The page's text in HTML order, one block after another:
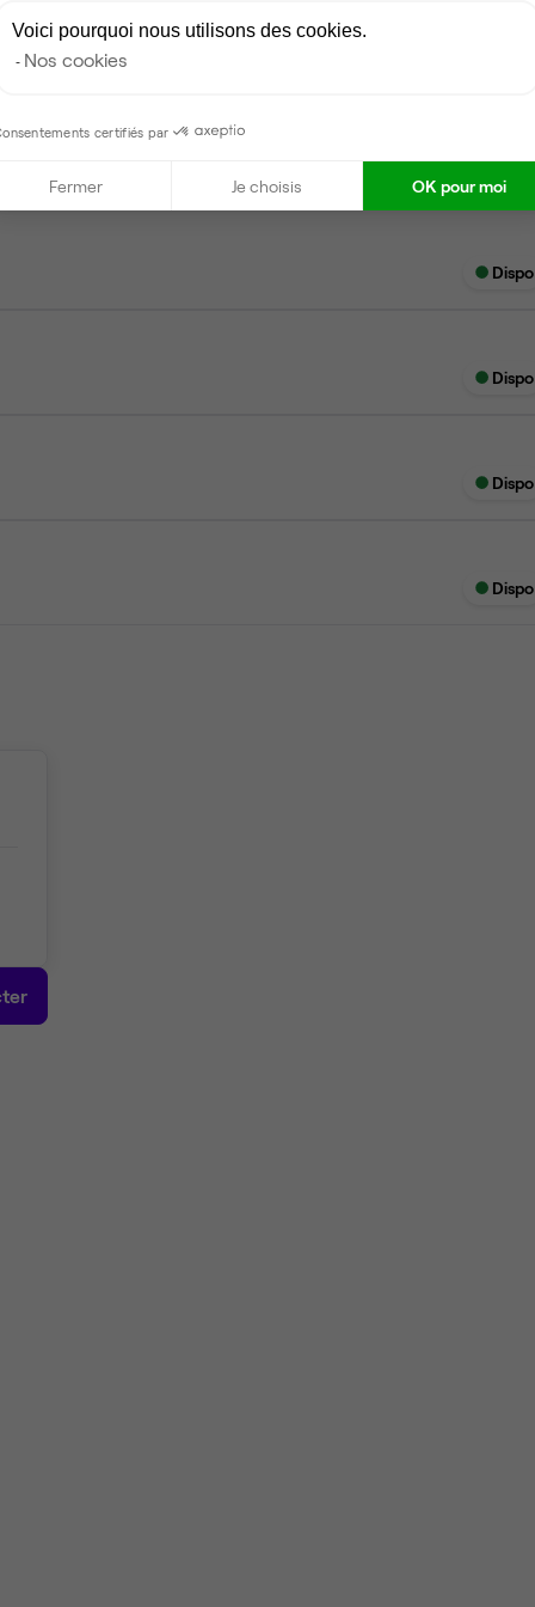
Dispo
Dispo
Dispo
Dispo
Voici pourquoi nous utilisons des cookies.
Nos cookies
certifiés par
Fermer Je choisis OK pour moi